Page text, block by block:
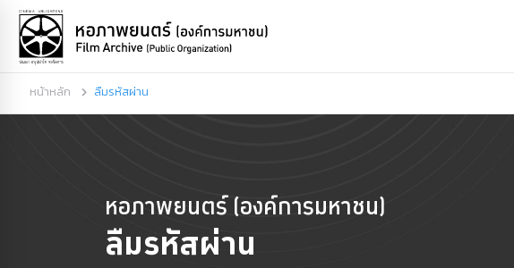
หน้าหลัก ลืมรหัสผ่าน
หอภาพยนตร์ (องค์การมหาชน)
ลืมรหัสผ่าน